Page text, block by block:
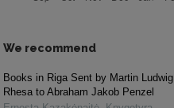
We recommend
Books in Riga Sent by Martin Ludwig
Rhesa to Abraham Jakob Penzel